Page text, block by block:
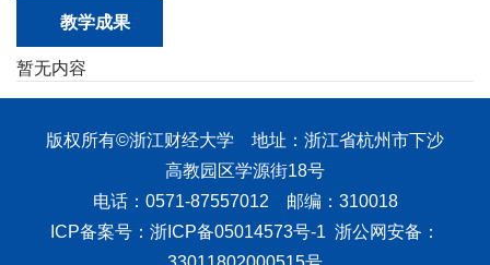
教学成果
暂无内容
版权所有©浙江财经大学 地址：浙江省杭州市下沙
高教园区学源街18号
电话：0571-87557012 邮编：310018
ICP备案号：浙ICP备05014573号-1 浙公网安备：